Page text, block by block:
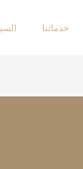
خدماتنا